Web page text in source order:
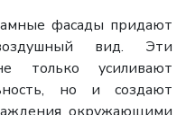
фасады придают
вид. Эти
только усиливают
но и создают
окружающими